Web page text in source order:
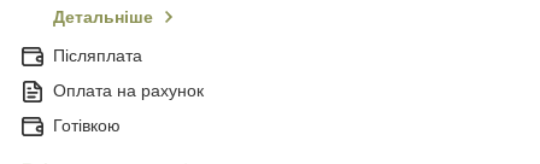
Детальніше
Післяплата
Оплата на рахунок
Готівкою